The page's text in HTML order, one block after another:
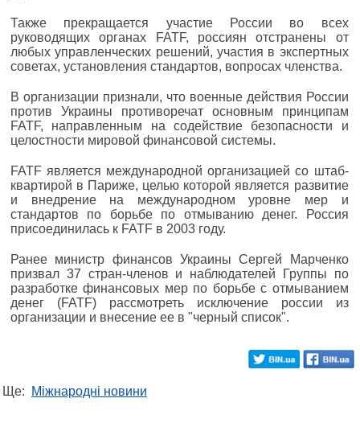
Также прекращается участие России во всех
руководящих органах FATF, россиян отстранены от
любых управленческих решений, участия в экспертных
советах, установления стандартов, вопросах членства.
В организации признали, что военные действия России
против Украины противоречат основным принципам
FATF, направленным на содействие безопасности и
целостности мировой финансовой системы.
FATF является международной организацией со штаб-
квартирой в Париже, целью которой является развитие
и внедрение на международном уровне мер и
стандартов по борьбе по отмыванию денег. Россия
присоединилась к FATF в 2003 году.
Ранее министр финансов Украины Сергей Марченко
призвал 37 стран-членов и наблюдателей Группы по
разработке финансовых мер по борьбе с отмыванием
денег (FATF) рассмотреть исключение россии из
организации и внесение ее в "черный список".
Ще: Міжнародні новини